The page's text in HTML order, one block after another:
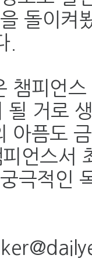
돌이켜
.
챔피언
될 거로
아픔도
언스서
극적인